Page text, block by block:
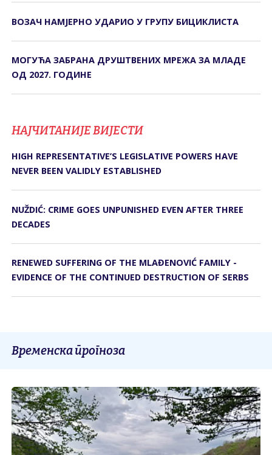
ВОЗАЧ НАМЈЕРНО УДАРИО У ГРУПУ БИЦИКЛИСТА
МОГУЋА ЗАБРАНА ДРУШТВЕНИХ МРЕЖА ЗА МЛАДЕ
ОД 2027. ГОДИНЕ
НАЈЧИТАНИЈЕ ВИЈЕСТИ
HIGH REPRESENTATIVE’S LEGISLATIVE POWERS HAVE
NEVER BEEN VALIDLY ESTABLISHED
NUŽDIĆ: CRIME GOES UNPUNISHED EVEN AFTER THREE
DECADES
RENEWED SUFFERING OF THE MLAĐENOVIĆ FAMILY -
EVIDENCE OF THE CONTINUED DESTRUCTION OF SERBS
Временска прогноза